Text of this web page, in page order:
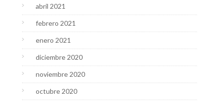
abril 2021
febrero 2021
enero 2021
diciembre 2020
noviembre 2020
octubre 2020